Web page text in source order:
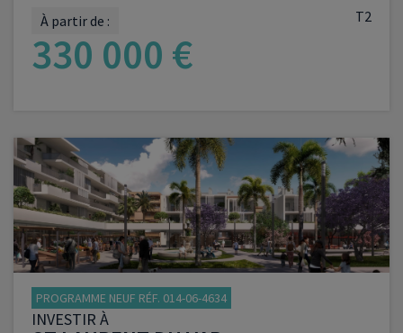
T2
À partir de :
330 000 €
VOIR LE PROGRAMME
PROGRAMME NEUF RÉF. 014-06-4634
INVESTIR À